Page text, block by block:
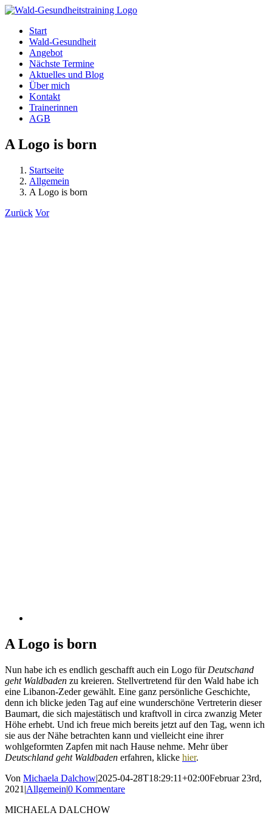
Zum
springenStart
Wald-Gesundheit
Angebot
Nächste Termine
Aktuelles und Blog
Über mich
Kontakt
Trainerinnen
AGB
A Logo is born
Startseite
Allgemein
A Logo is born
Zurück Vor
A Logo is born
Nun habe ich es endlich geschafft auch ein Logo für Deutschand
geht Waldbaden zu kreieren. Stellvertretend für den Wald habe ich
eine Libanon-Zeder gewählt. Eine ganz persönliche Geschichte,
denn ich blicke jeden Tag auf eine wunderschöne Vertreterin dieser
Baumart, die sich majestätisch und kraftvoll in circa zwanzig Meter
Höhe erhebt. Und ich freue mich bereits jetzt auf den Tag, wenn ich
sie aus der Nähe betrachten kann und vielleicht eine ihrer
wohlgeformten Zapfen mit nach Hause nehme. Mehr über
Deutschland geht Waldbaden erfahren, klicke hier.
Von Michaela Dalchow|2025-04-28T18:29:11+02:00Februar 23rd,
2021 |Allgemein|0 Kommentare
MICHAELA DALCHOW